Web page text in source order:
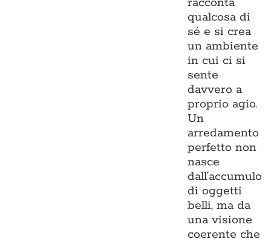
qualcosa di
sé e si crea
un ambiente
in cui ci si
sente
davvero a
proprio agio.
Un
arredamento
perfetto non
nasce
dall’accumulo
di oggetti
belli, ma da
una visione
coerente che